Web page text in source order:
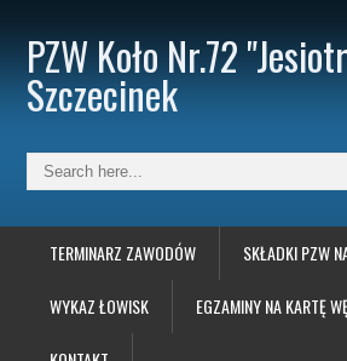
PZW Koło Nr.72
Szczecinek
TERMINARZ ZAWODÓW SKŁADKI PZW
WYKAZ ŁOWISK EGZAMINY NA KARTĘ